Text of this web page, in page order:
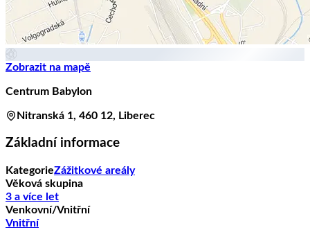
Zobrazit na mapě
Centrum Babylon
Nitranská 1, 460 12, Liberec
Základní informace
KategorieZážitkové areály
Věková skupina
3 a více let
Venkovní/Vnitřní
Vnitřní